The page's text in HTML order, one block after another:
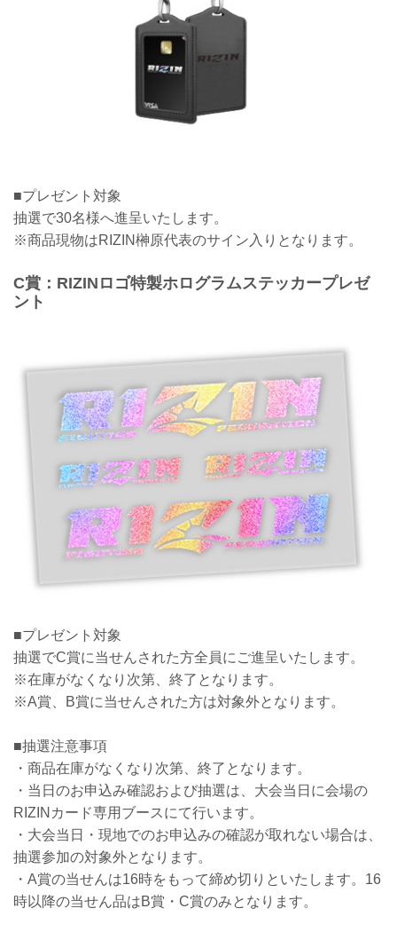
■プレゼント対象
抽選で30名様へ進呈いたします。
※商品現物はRIZIN榊原代表のサイン入りとなります。
C賞：RIZINロゴ特製ホログラムステッカープレゼ
ント
■プレゼント対象
抽選でC賞に当せんされた方全員にご進呈いたします。
※在庫がなくなり次第、終了となります。
※A賞、B賞に当せんされた方は対象外となります。
■抽選注意事項
・商品在庫がなくなり次第、終了となります。
・当日のお申込み確認および抽選は、大会当日に会場の
RIZINカード専用ブースにて行います。
・大会当日・現地でのお申込みの確認が取れない場合は、
抽選参加の対象外となります。
・A賞の当せんは16時をもって締め切りといたします。16
時以降の当せん品はB賞・C賞のみとなります。